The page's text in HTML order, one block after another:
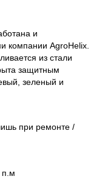
и
компании AgroHelix.
из стали
защитным
зеленый и
при ремонте /
п.м